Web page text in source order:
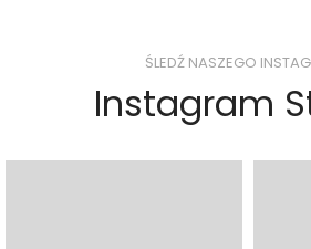
ŚLEDŹ NASZEGO
Instagram